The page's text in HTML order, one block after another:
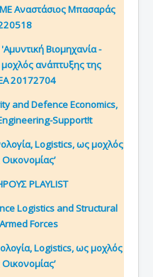
Αναστάσιος Μπασαράς
Βιομηχανία -
ανάπτυξης της
20172704
and Defence Economics,
Support!t
Logistics, ως μοχλός
PLAYLIST
Logistics and Structural
Forces
Logistics, ως μοχλός